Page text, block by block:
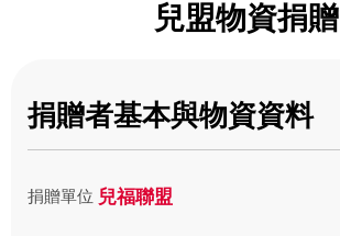
兒盟物資捐贈
捐贈者基本與物資資料
捐贈單位 兒福聯盟